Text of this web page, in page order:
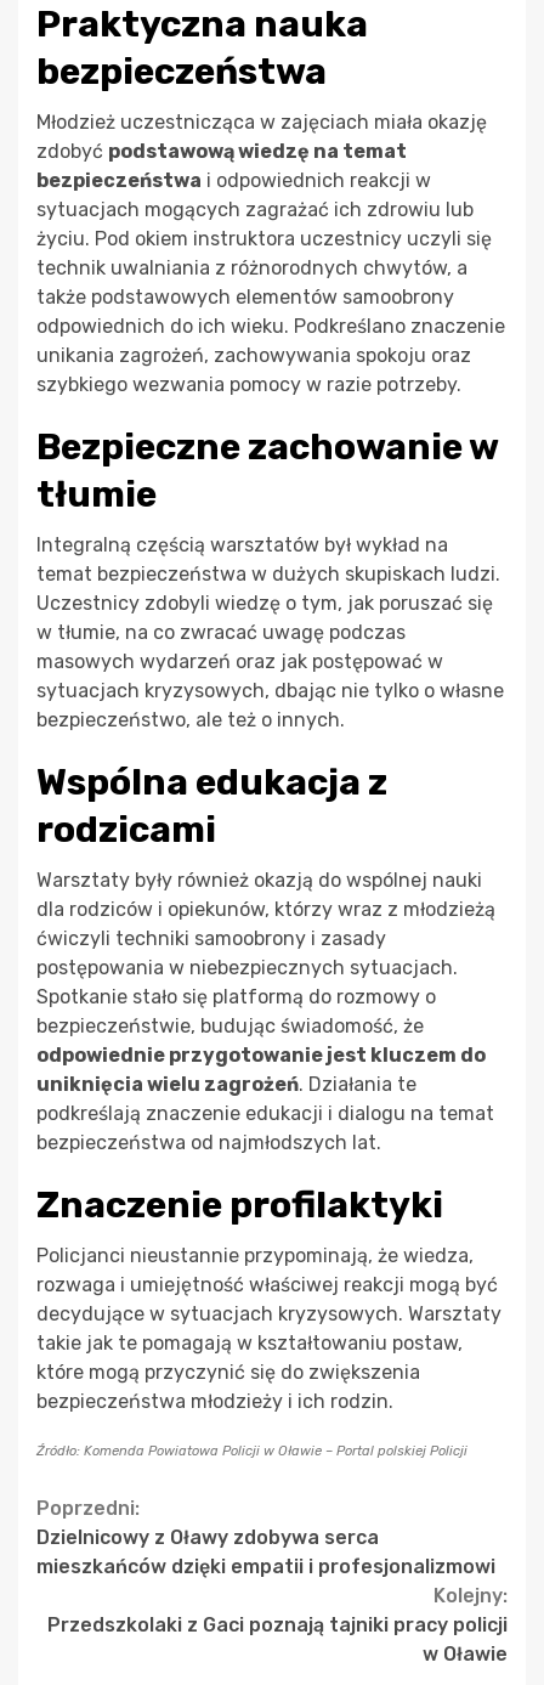
Praktyczna nauka
bezpieczeństwa
Młodzież uczestnicząca w zajęciach miała okazję
zdobyć podstawową wiedzę na temat
bezpieczeństwa i odpowiednich reakcji w
sytuacjach mogących zagrażać ich zdrowiu lub
życiu. Pod okiem instruktora uczestnicy uczyli się
technik uwalniania z różnorodnych chwytów, a
także podstawowych elementów samoobrony
odpowiednich do ich wieku. Podkreślano znaczenie
unikania zagrożeń, zachowywania spokoju oraz
szybkiego wezwania pomocy w razie potrzeby.
Bezpieczne zachowanie w
tłumie
Integralną częścią warsztatów był wykład na
temat bezpieczeństwa w dużych skupiskach ludzi.
Uczestnicy zdobyli wiedzę o tym, jak poruszać się
w tłumie, na co zwracać uwagę podczas
masowych wydarzeń oraz jak postępować w
sytuacjach kryzysowych, dbając nie tylko o własne
bezpieczeństwo, ale też o innych.
Wspólna edukacja z
rodzicami
Warsztaty były również okazją do wspólnej nauki
dla rodziców i opiekunów, którzy wraz z młodzieżą
ćwiczyli techniki samoobrony i zasady
postępowania w niebezpiecznych sytuacjach.
Spotkanie stało się platformą do rozmowy o
bezpieczeństwie, budując świadomość, że
odpowiednie przygotowanie jest kluczem do
uniknięcia wielu zagrożeń. Działania te
podkreślają znaczenie edukacji i dialogu na temat
bezpieczeństwa od najmłodszych lat.
Znaczenie profilaktyki
Policjanci nieustannie przypominają, że wiedza,
rozwaga i umiejętność właściwej reakcji mogą być
decydujące w sytuacjach kryzysowych. Warsztaty
takie jak te pomagają w kształtowaniu postaw,
które mogą przyczynić się do zwiększenia
bezpieczeństwa młodzieży i ich rodzin.
Źródło: Komenda Powiatowa Policji w Oławie – Portal polskiej Policji
Continue
Reading
Poprzedni:
Dzielnicowy z Oławy zdobywa serca
mieszkańców dzięki empatii i profesjonalizmowi
Kolejny:
Przedszkolaki z Gaci poznają tajniki pracy policji
w Oławie